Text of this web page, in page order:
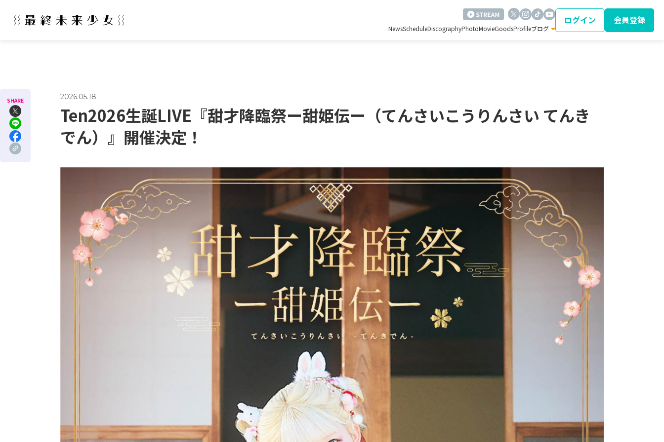
NewsScheduleDiscographyPhotoMovieGoodsProfileブログ
ログイン 会員登録
2026.05.18
Ten2026生誕LIVE『甜才降臨祭ー甜姫伝ー（てんさいこうりんさい てんき
でん）』開催決定！
SHARE